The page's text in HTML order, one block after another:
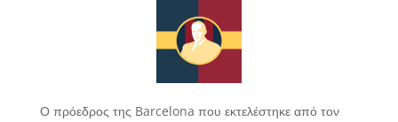
Ο πρόεδρος της Barcelona που εκτελέστηκε από τον